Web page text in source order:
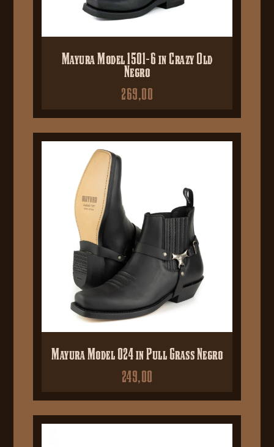
Mayura Model 1501-6 in Crazy Old
Negro
269,00
Mayura Model 024 in Pull Grass Negro
249,00